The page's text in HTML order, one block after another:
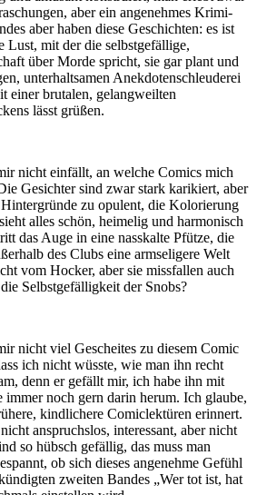
aber ein angenehmes Krimi-
aber haben diese Geschichten: es ist
Lust, mit der die selbstgefällige,
über Morde spricht, sie gar plant und
unterhaltsamen Anekdotenschleuderei
einer brutalen, gelangweilten
lässt grüßen.
nicht einfällt, an welche Comics mich
Gesichter sind zwar stark karikiert, aber
zu opulent, die Kolorierung
alles schön, heimelig und harmonisch
das Auge in eine nasskalte Pfütze, die
des Clubs eine armseligere Welt
vom Hocker, aber sie missfallen auch
Selbstgefälligkeit der Snobs?
nicht viel Gescheites zu diesem Comic
ich nicht wüsste, wie man ihn recht
denn er gefällt mir, ich habe ihn mit
immer noch gern darin herum. Ich glaube,
kindlichere Comiclektüren erinnert.
anspruchslos, interessant, aber nicht
so hübsch gefällig, das muss man
ob sich dieses angenehme Gefühl
zweiten Bandes „Wer tot ist, hat